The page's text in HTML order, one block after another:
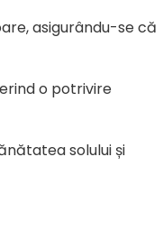
asigurându-se că
o potrivire
solului și